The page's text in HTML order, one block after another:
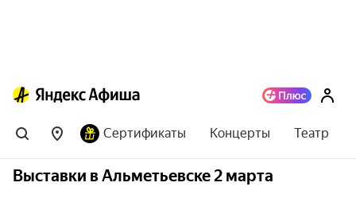
Сертификаты Концерты Театр
Выставки в Альметьевске 2 марта